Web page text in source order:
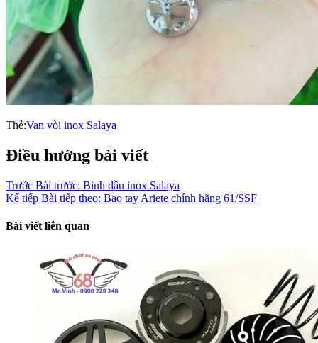
Thẻ:Van vòi inox Salaya
Điều hướng bài viết
Trước Bài trước: Bình dầu inox Salaya
Kế tiếp Bài tiếp theo: Bao tay Ariete chính hãng 61/SSF
Bài viết liên quan